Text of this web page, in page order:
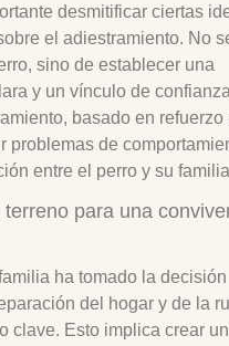
desmitificar ciertas
el adiestramiento. No
sino de establecer una
y un vínculo de
basado en refuerzo
problemas de
entre el perro y su
para una
ha tomado la decisión
del hogar y de la
clave. Esto implica crear un